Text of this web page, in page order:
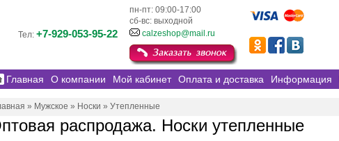
пн-пт: 09:00-17:00
сб-вс: выходной
Тел: +7-929-053-95-22 calzeshop@mail.ru
Главная О компании Мой кабинет Оплата и доставка Информация
» Мужское » Носки » Утепленные
распродажа. Носки утепленные